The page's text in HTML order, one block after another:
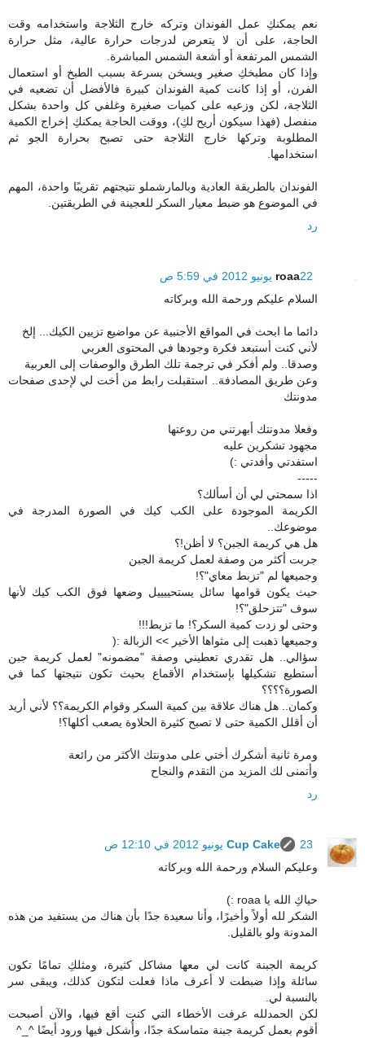
نعم يمكنكِ عمل الفوندان وتركه خارج الثلاجة واستخدامه وقت
الحاجة، على أن لا يتعرض لدرجات حرارة عالية، مثل حرارة
الشمس المرتفعة أو أشعة الشمس المباشرة.
وإذا كان مطبخكِ صغير ويسخن بسرعة بسبب الطبخ أو استعمال
الفرن، أو إذا كانت كمية الفوندان كبيرة فالأفضل أن تضعيه في
الثلاجة، لكن وزعيه على كميات صغيرة وغلفي كل واحدة بشكل
منفصل (فهذا سيكون أريح لكِ)، ووقت الحاجة يمكنكِ إخراج الكمية
المطلوبة وتركها خارج الثلاجة حتى تصبح بحرارة الجو ثم
استخدامها.
الفوندان بالطريقة العادية وبالمارشملو نتيجتهم تقريبًا واحدة، المهم
في الموضوع هو ضبط معيار السكر للعجينة في الطريقتين.
رد
roaa22 يونيو 2012 في 5:59 ص
السلام عليكم ورحمة الله وبركاته
دائما ما ابحث في المواقع الأجنبية عن مواضيع تزيين الكيك... إلخ
لأني كنت أستبعد فكرة وجودها في المحتوى العربي
وصدقا.. ولم أفكر في ترجمة تلك الطرق والوصفات إلى العربية
وعن طريق المصادفة.. استقبلت رابط من أخت لي لإحدى صفحات
مدونتك
وفعلا مدونتك أبهرتني من روعتها
مجهود تشكرين عليه
استفدتي وأفدتي :)
-----
اذا سمحتي لي أن أسألك؟
الكريمة الموجودة على الكب كيك في الصورة المدرجة في
موضوعك..
هل هي كريمة الجبن؟ لا أظن!؟
جربت أكثر من وصفة لعمل كريمة الجبن
وجميعها لم "تزبط معاي"؟!
حيث يكون قوامها سائل يستحييييل وضعها فوق الكب كيك لأنها
سوف "تتزحلق"؟!
وحتى لو زدت كمية السكر؟! ما تزبط!!!
وجميعها ذهبت إلى مثواها الأخير >> الزبالة :(
سؤالي.. هل تقدري تعطيني وصفة "مضمونه" لعمل كريمة جبن
أستطيع تشكيلها بإستخدام الأقماع بحيث تكون نتيجتها كما في
الصورة؟؟؟؟
وكمان.. هل هناك علاقة بين كمية السكر وقوام الكريمة؟؟ لأني أريد
أن أقلل الكمية حتى لا تصبح كثيرة الحلاوة يصعب أكلها؟!
ومرة ثانية أشكرك أختي على مدونتك الأكثر من رائعة
وأتمنى لك المزيد من التقدم والنجاح
رد
Cup Cake
23 يونيو 2012 في 12:10 ص
وعليكم السلام ورحمة الله وبركاته
حياكِ الله يا roaa :)
الشكر لله أولاً وأخيرًا، وأنا سعيدة جدًا بأن هناك من يستفيد من هذه
المدونة ولو بالقليل.
كريمة الجبنة كانت لي معها مشاكل كثيرة، ومثلكِ تمامًا تكون
سائلة وإذا ضبطت لا أعرف ماذا فعلت لتكون كذلك، ويبقى سر
بالنسبة لي.
لكن الحمدلله عرفت الأخطاء التي كنت أقع فيها، والآن أصبحت
أقوم بعمل كريمة جبنة متماسكة جدًا، وأُشكل فيها ورود أيضًا ^_^